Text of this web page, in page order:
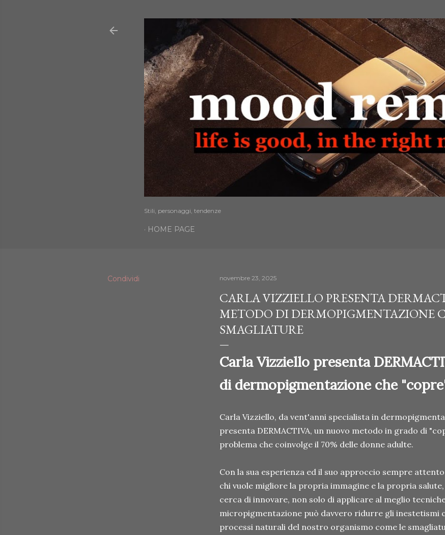
Stili, personaggi, tendenze
HOME PAGE
Condividi novembre 23, 2025
CARLA VIZZIELLO PRESENTA
METODO DI DERMOPIGMENTAZIONE
SMAGLIATURE
Carla Vizziello presenta
di dermopigmentazione che
Carla Vizziello, da vent'anni specialista in
presenta DERMACTIVA, un nuovo metodo in grado di
problema che coinvolge il 70% delle donne adulte.
Con la sua esperienza ed il suo approccio sempre
chi vuole migliore la propria immagine e la propria
cerca di innovare, non solo di applicare al meglio
micropigmentazione può davvero ridurre gli inestetismi
processi naturali del nostro organismo come le